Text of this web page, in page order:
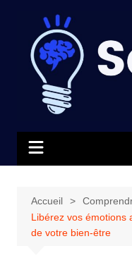
contenu
Accueil
Libérez vos
de votre bien-être